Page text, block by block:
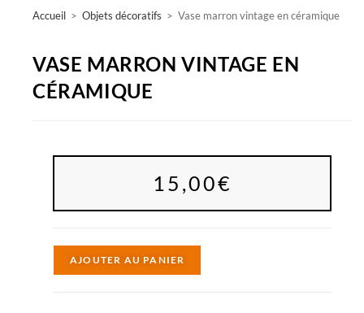
Accueil > Objets décoratifs > Vase marron vintage en céramique
VASE MARRON VINTAGE EN
CÉRAMIQUE
15,00€
AJOUTER AU PANIER